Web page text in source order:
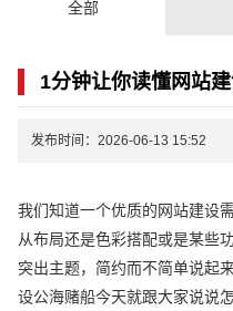
全部
1分钟让你读懂网站
发布时间：2026-06-13 15:52
我们知道一个优质的网站建设
从布局还是色彩搭配或是某些
突出主题，简约而不简单说起
设公海赌船今天就跟大家说说